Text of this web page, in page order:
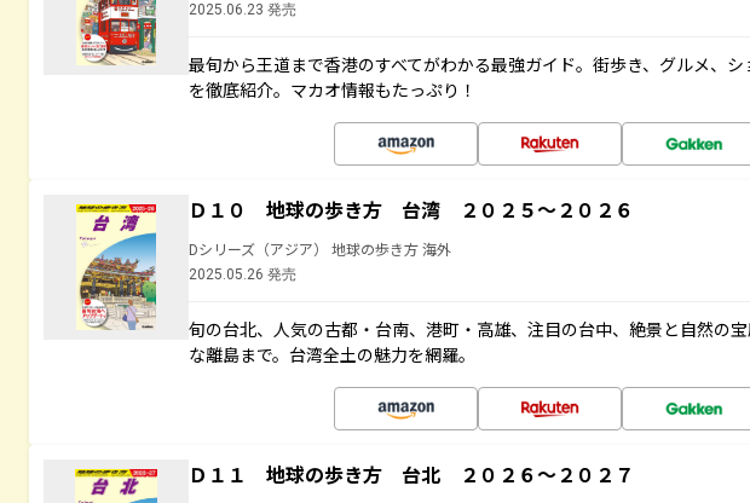
2025.06.23 発売
最旬から王道まで香港のすべてがわかる最強ガイド。街歩き、グルメ、
を徹底紹介。マカオ情報もたっぷり！
Ｄ１０ 地球の歩き方 台湾 ２０２５～２０２６
Dシリーズ（アジア） 地球の歩き方 海外
2025.05.26 発売
旬の台北、人気の古都・台南、港町・高雄、注目の台中、絶景と自然の
な離島まで。台湾全土の魅力を網羅。
Ｄ１１ 地球の歩き方 台北 ２０２６～２０２７